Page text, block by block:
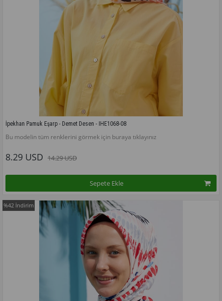
İpekhan Pamuk Eşarp - Demet Desen - IHE1068-08
Bu modelin tüm renklerini görmek için buraya tıklayınız
8.29 USD 14.29 USD
Sepete Ekle
%42 İndirim